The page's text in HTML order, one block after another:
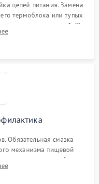
цепей питания. Замена
термоблока или тупых
уплотнителей (O-
устранения
Обязательная смазка
механизма пищевой
программной
от кофейных масел.